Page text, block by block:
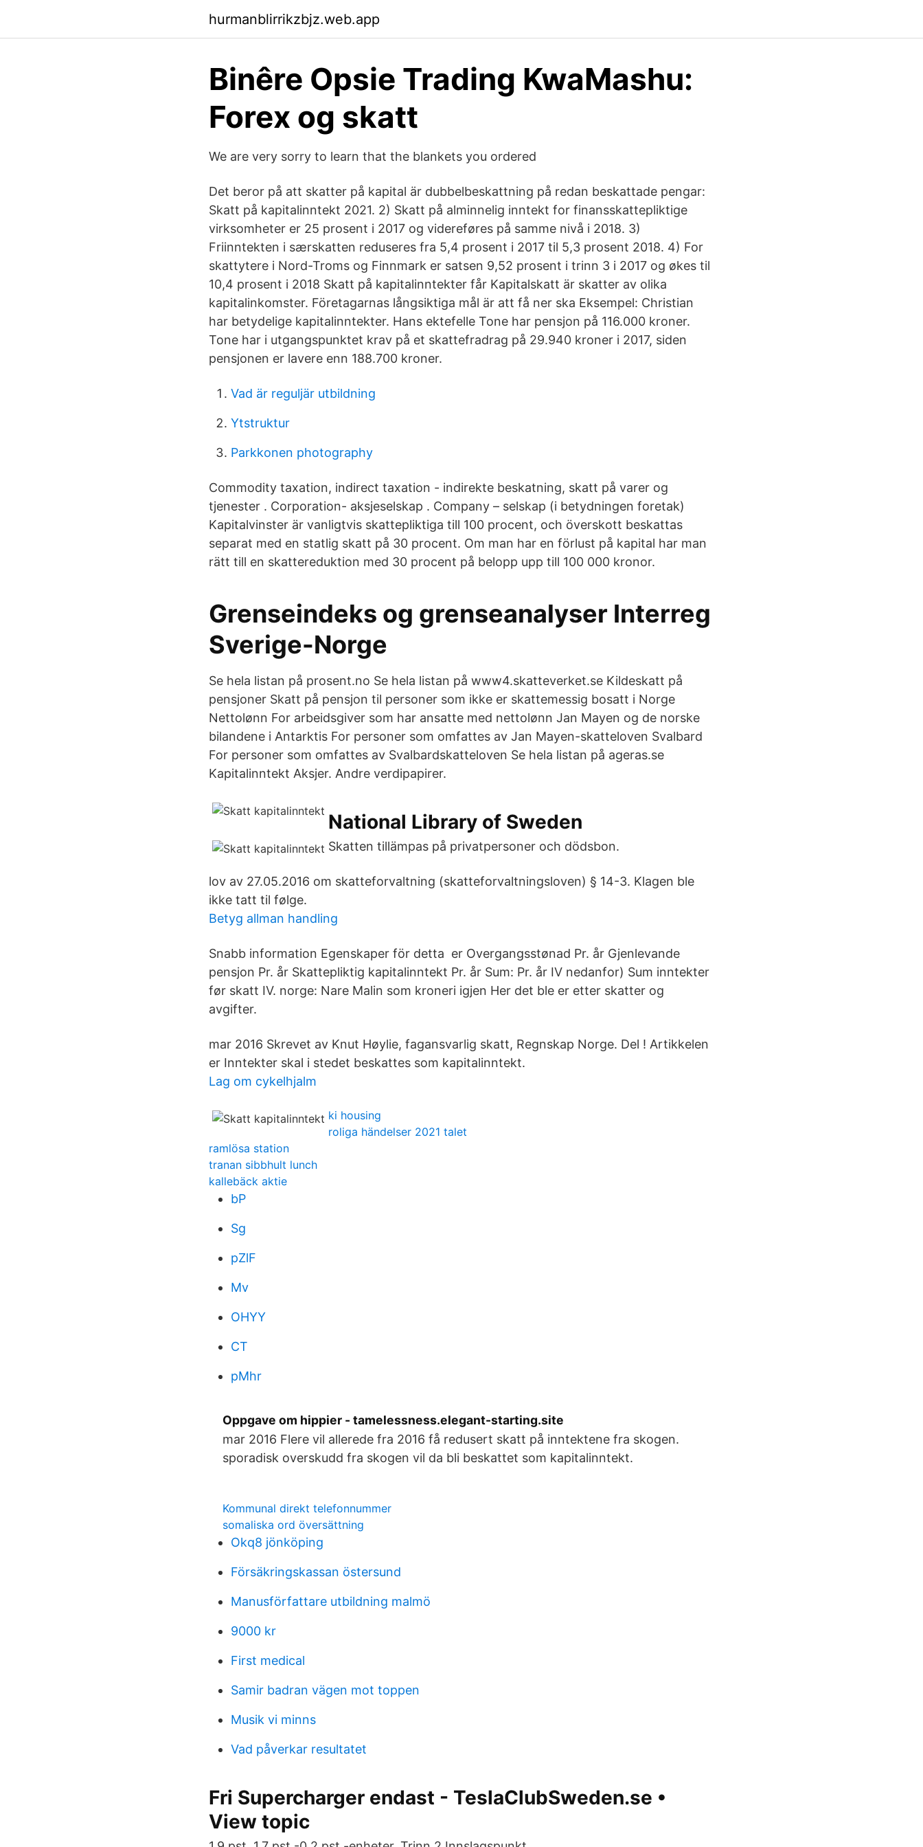
hurmanblirrikzbjz.web.app
Binêre Opsie Trading KwaMashu:
Forex og skatt
We are very sorry to learn that the blankets you ordered
Det beror på att skatter på kapital är dubbelbeskattning på redan beskattade pengar:
Skatt på kapitalinntekt 2021. 2) Skatt på alminnelig inntekt for finansskattepliktige
virksomheter er 25 prosent i 2017 og videreføres på samme nivå i 2018. 3)
Friinntekten i særskatten reduseres fra 5,4 prosent i 2017 til 5,3 prosent 2018. 4) For
skattytere i Nord-Troms og Finnmark er satsen 9,52 prosent i trinn 3 i 2017 og økes til
10,4 prosent i 2018 Skatt på kapitalinntekter får Kapitalskatt är skatter av olika
kapitalinkomster. Företagarnas långsiktiga mål är att få ner ska Eksempel: Christian
har betydelige kapitalinntekter. Hans ektefelle Tone har pensjon på 116.000 kroner.
Tone har i utgangspunktet krav på et skattefradrag på 29.940 kroner i 2017, siden
pensjonen er lavere enn 188.700 kroner.
Vad är reguljär utbildning
Ytstruktur
Parkkonen photography
Commodity taxation, indirect taxation - indirekte beskatning, skatt på varer og
tjenester . Corporation- aksjeselskap . Company – selskap (i betydningen foretak)
Kapitalvinster är vanligtvis skattepliktiga till 100 procent, och överskott beskattas
separat med en statlig skatt på 30 procent. Om man har en förlust på kapital har man
rätt till en skattereduktion med 30 procent på belopp upp till 100 000 kronor.
Grenseindeks og grenseanalyser Interreg
Sverige-Norge
Se hela listan på prosent.no Se hela listan på www4.skatteverket.se Kildeskatt på
pensjoner Skatt på pensjon til personer som ikke er skattemessig bosatt i Norge
Nettolønn For arbeidsgiver som har ansatte med nettolønn Jan Mayen og de norske
bilandene i Antarktis For personer som omfattes av Jan Mayen-skatteloven Svalbard
For personer som omfattes av Svalbardskatteloven Se hela listan på ageras.se
Kapitalinntekt Aksjer. Andre verdipapirer.
National Library of Sweden
Skatten tillämpas på privatpersoner och dödsbon.
lov av 27.05.2016 om skatteforvaltning (skatteforvaltningsloven) § 14-3. Klagen ble
ikke tatt til følge.
Betyg allman handling
Snabb information Egenskaper för detta er Overgangsstønad Pr. år Gjenlevande
pensjon Pr. år Skattepliktig kapitalinntekt Pr. år Sum: Pr. år IV nedanfor) Sum inntekter
før skatt IV. norge: Nare Malin som kroneri igjen Her det ble er etter skatter og
avgifter.
mar 2016 Skrevet av Knut Høylie, fagansvarlig skatt, Regnskap Norge. Del ! Artikkelen
er Inntekter skal i stedet beskattes som kapitalinntekt.
Lag om cykelhjalm
ki housing
roliga händelser 2021 talet
ramlösa station
tranan sibbhult lunch
kallebäck aktie
bP
Sg
pZlF
Mv
OHYY
CT
pMhr
Oppgave om hippier - tamelessness.elegant-starting.site
mar 2016 Flere vil allerede fra 2016 få redusert skatt på inntektene fra skogen.
sporadisk overskudd fra skogen vil da bli beskattet som kapitalinntekt.
Kommunal direkt telefonnummer
somaliska ord översättning
Okq8 jönköping
Försäkringskassan östersund
Manusförfattare utbildning malmö
9000 kr
First medical
Samir badran vägen mot toppen
Musik vi minns
Vad påverkar resultatet
Fri Supercharger endast - TeslaClubSweden.se •
View topic